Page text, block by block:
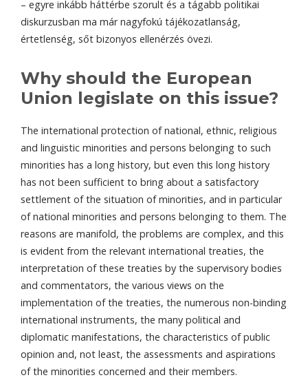
– egyre inkább háttérbe szorult és a tágabb politikai
diskurzusban ma már nagyfokú tájékozatlanság,
értetlenség, sőt bizonyos ellenérzés övezi.
Why should the European
Union legislate on this issue?
The international protection of national, ethnic, religious
and linguistic minorities and persons belonging to such
minorities has a long history, but even this long history
has not been sufficient to bring about a satisfactory
settlement of the situation of minorities, and in particular
of national minorities and persons belonging to them. The
reasons are manifold, the problems are complex, and this
is evident from the relevant international treaties, the
interpretation of these treaties by the supervisory bodies
and commentators, the various views on the
implementation of the treaties, the numerous non-binding
international instruments, the many political and
diplomatic manifestations, the characteristics of public
opinion and, not least, the assessments and aspirations
of the minorities concerned and their members.